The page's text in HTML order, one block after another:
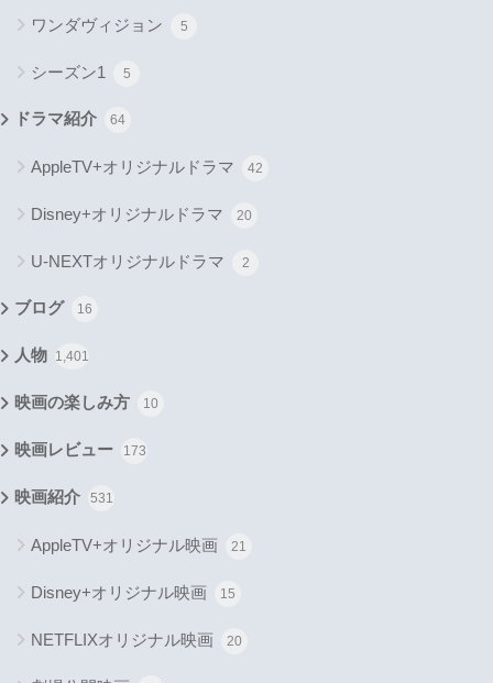
ワンダヴィジョン 5
シーズン1 5
ドラマ紹介 64
AppleTV+オリジナルドラマ 42
Disney+オリジナルドラマ 20
U-NEXTオリジナルドラマ 2
ブログ 16
人物 1,401
映画の楽しみ方 10
映画レビュー 173
映画紹介 531
AppleTV+オリジナル映画 21
Disney+オリジナル映画 15
NETFLIXオリジナル映画 20